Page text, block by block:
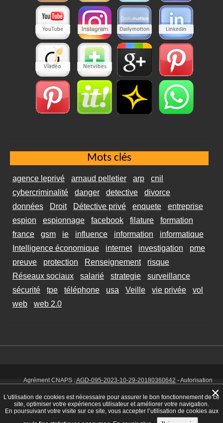
Mots clés
agence leprivé arnaud pelletier arp
cnil
cybercriminalité
danger detective
divorce
données
Droit Détective privé enquete
entreprise
espion
espionnage facebook filature
formation
france
gsm ie influence information
informatique
Intelligence économique
internet investigation
pme
preuve
protection Renseignement
risque
Réseaux sociaux
salarié strategie
surveillance
sécurité
tpe téléphone usa Veille vie privée
vol
web
web 2.0
Agrément CNAPS :AGD-095-2023-10-29-20180360642 - Autorisation
925 00038 - Code NAF 8030 Z -Mentions Légales-CookiesTél. : 06 14
01 75 32
L'utilisation de cookies est nécessaire pour assurer le bon fonctionnement de ce
site, optimiser votre expériences utilisateur et améliorer votre navigation.
En poursuivant votre visite sur ce site, vous accepter l’utilisation de cookies aux
×